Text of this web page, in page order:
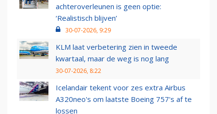
achteroverleunen is geen optie:
‘Realistisch blijven’
30-07-2026, 9:29
KLM laat verbetering zien in tweede
kwartaal, maar de weg is nog lang
30-07-2026, 8:22
Icelandair tekent voor zes extra Airbus
A320neo's om laatste Boeing 757's af te
lossen